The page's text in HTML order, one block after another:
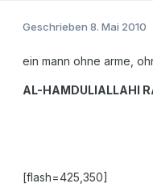
Geschrieben 8. Mai 2010
ein mann ohne arme,
AL-HAMDULIALLAHI
[flash=425,350]